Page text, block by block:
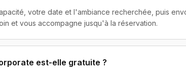
votre date et l'ambiance recherchée, puis
et vous accompagne jusqu'à la réservation.
est-elle gratuite ?